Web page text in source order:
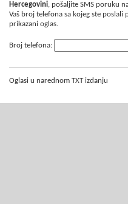
Hercegovini, pošaljite SMS poruku
Vaš broj telefona sa kojeg ste
prikazani oglas.
Broj telefona:
Oglasi u narednom TXT izdanju